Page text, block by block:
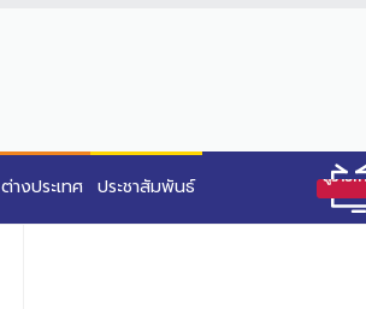
ต่างประเทศ ประชาสัมพันธ์